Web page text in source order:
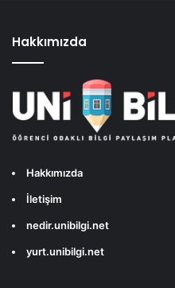
Hakkımızda
Hakkımızda
İletişim
nedir.unibilgi.net
yurt.unibilgi.net